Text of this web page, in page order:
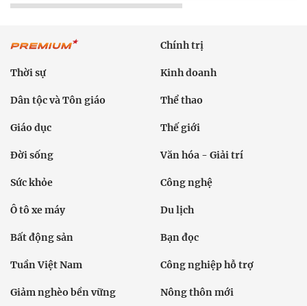
Chính trị
Thời sự Kinh doanh
Dân tộc và Tôn giáo Thể thao
Giáo dục Thế giới
Đời sống Văn hóa - Giải trí
Sức khỏe Công nghệ
Ô tô xe máy Du lịch
Bất động sản Bạn đọc
Tuần Việt Nam Công nghiệp hỗ trợ
Giảm nghèo bền vững Nông thôn mới